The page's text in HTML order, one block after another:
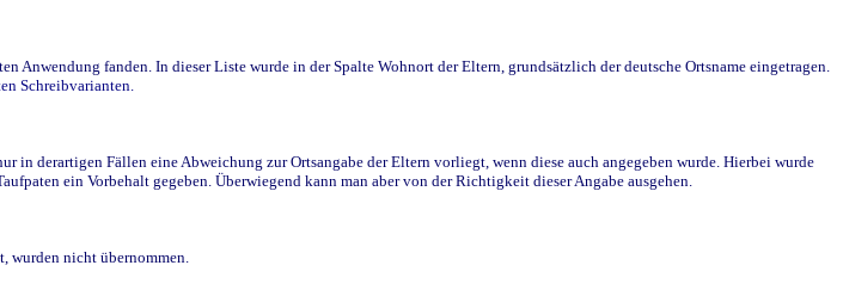
fanden. In dieser Liste wurde in der Spalte Wohnort der Eltern, grundsätzlich der deutsche Ortsname eingetragen.
Schreibvarianten.
in derartigen Fällen eine Abweichung zur Ortsangabe der Eltern vorliegt, wenn diese auch angegeben wurde. Hierbei wurde
ein Vorbehalt gegeben. Überwiegend kann man aber von der Richtigkeit dieser Angabe ausgehen.
wurden nicht übernommen.